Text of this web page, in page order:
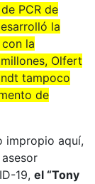
PCR de
la
la
Olfert
tampoco
de
impropio aquí,
19, el “Tony